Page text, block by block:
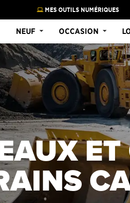
MES OUTILS NUMÉRIQUES
NEUF OCCASION